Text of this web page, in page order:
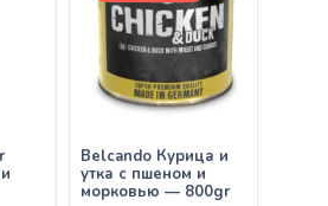
Belcando Курица и
утка с пшеном и
морковью — 800gr